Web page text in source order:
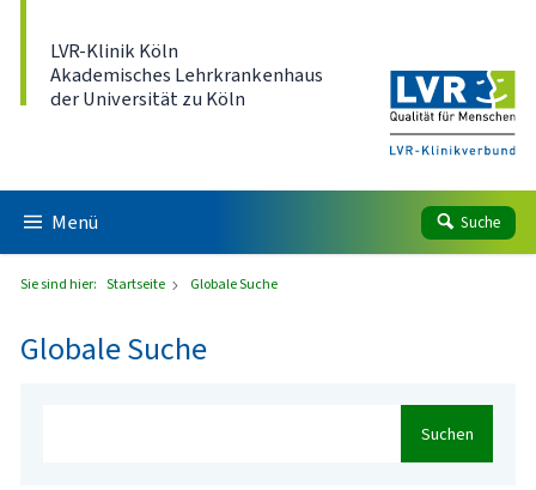
LVR-Klinik Köln
Akademisches Lehrkrankenhaus
der Universität zu Köln
Menü Suche
Sie sind hier: Startseite Globale Suche
Globale Suche
Suchen